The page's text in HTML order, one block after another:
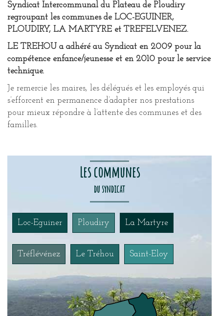
Syndicat Intercommunal du Plateau de Ploudiry
regroupant les communes de LOC-EGUINER,
PLOUDIRY, LA MARTYRE et TREFELVENEZ.
LE TREHOU a adhéré au Syndicat en 2009 pour la
compétence enfance/jeunesse et en 2010 pour le service
technique.
Je remercie les maires, les délégués et les employés qui
s’efforcent en permanence d’adapter nos prestations
pour mieux répondre à l’attente des communes et des
familles.
Les communes
du syndicat
Loc-Eguiner Ploudiry La Martyre
Tréflévénez Le Tréhou Saint-Eloy